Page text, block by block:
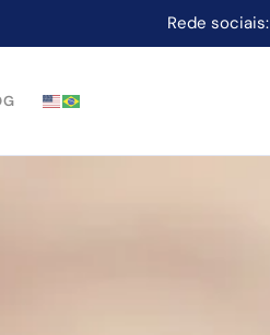
Rede sociais: